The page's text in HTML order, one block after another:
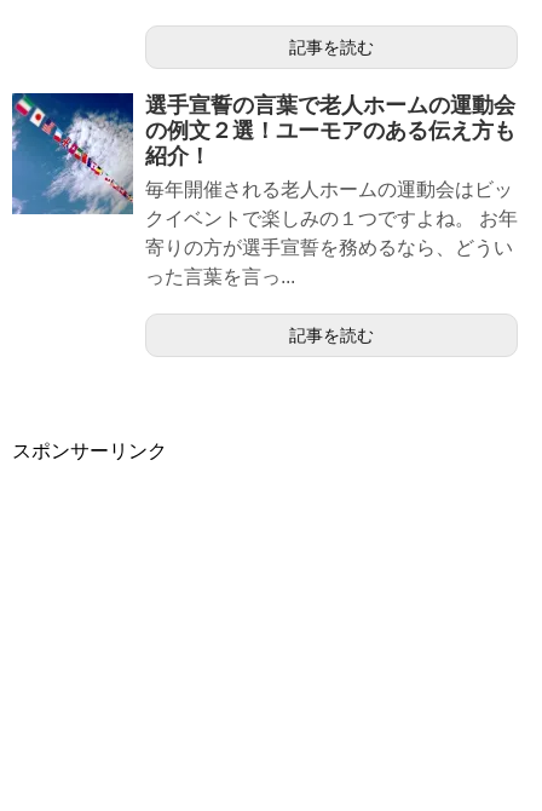
記事を読む
選手宣誓の言葉で老人ホームの運動会
の例文２選！ユーモアのある伝え方も
紹介！
毎年開催される老人ホームの運動会はビッ
クイベントで楽しみの１つですよね。 お年
寄りの方が選手宣誓を務めるなら、どうい
った言葉を言っ...
記事を読む
スポンサーリンク